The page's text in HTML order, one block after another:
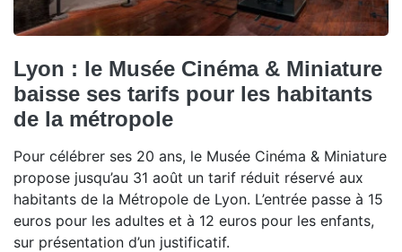
Lyon : le Musée Cinéma & Miniature
baisse ses tarifs pour les habitants
de la métropole
Pour célébrer ses 20 ans, le Musée Cinéma & Miniature
propose jusqu’au 31 août un tarif réduit réservé aux
habitants de la Métropole de Lyon. L’entrée passe à 15
euros pour les adultes et à 12 euros pour les enfants,
sur présentation d’un justificatif.